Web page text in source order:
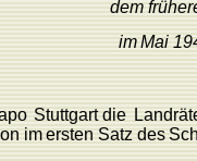
dem
imMai
Stuttgart die L
imersten Satz des